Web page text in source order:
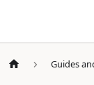
Guides